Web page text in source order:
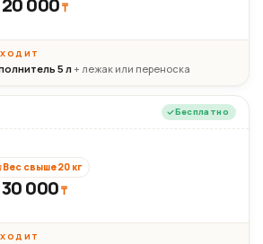
₸
5 л+ лежак или переноска
Бесплатно
Вес свыше 20 кг
30 000₸